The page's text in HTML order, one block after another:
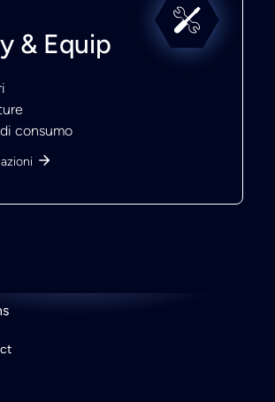
& Equip
consumo